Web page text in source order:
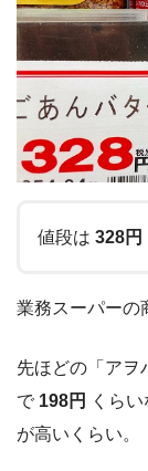
値段は 328円
業務スーパーの
先ほどの「アヲ
で 198円
くら
が高いくらい。